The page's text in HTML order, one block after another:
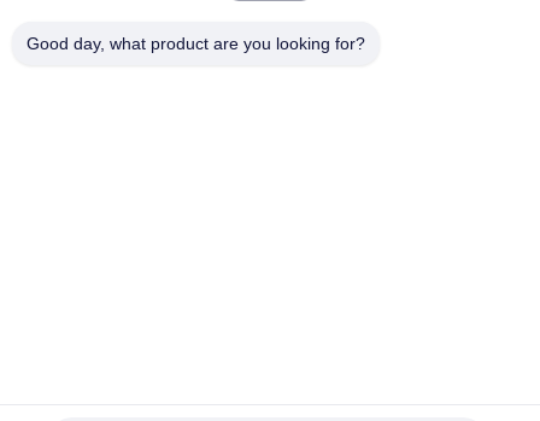
Industriezone Fulu, Bezirk Shunde, Stadt Foshan, Provinz
Good day, what product are you looking for?